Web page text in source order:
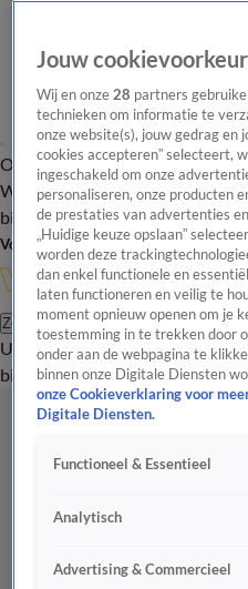
Overzicht Onze programma's
WandelgangenInterviews
bijwonenPodcastShop
Volg Vandaag Inside
Zoeken
UitzendingenVandaag Inside
bijwonen
Jouw
Wij en onze28 partners
technieken om informatie te
onze website(s), jouw gedrag en
cookies accepteren” selecteert,
ingeschakeld om onze
personaliseren, onze producten
de prestaties van advertenties
„Huidige keuze opslaan”
worden deze
dan enkel functionele en
laten functioneren en veilig te
moment opnieuw openen om je
toestemming in te trekken door
onder aan de webpagina te
binnen onze Digitale Diensten
onze Cookieverklaring voor
Digitale Diensten.
Functioneel & Essentieel
Analytisch
Advertising & Commercieel